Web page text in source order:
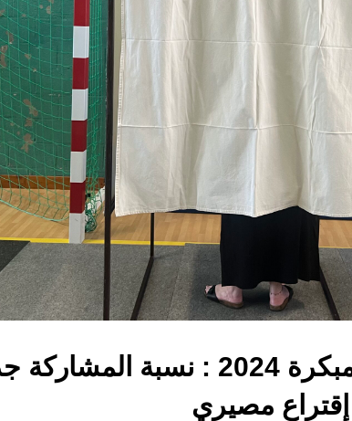
الإنتخابات التشريعية المبكرة 2024 :
مصيري